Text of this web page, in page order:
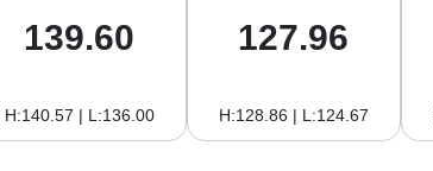
139.60
H:140.57 | L:136.00
127.96
H:128.86 | L:124.67